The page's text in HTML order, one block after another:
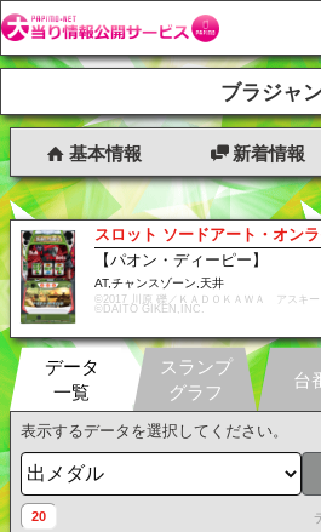
ブラジャ
基本情報 新着情報
スロット ソードアート・オン
【パオン・ディーピー】
AT,チャンスゾーン,天井
©2017 川原 礫／ＫＡＤＯＫＡＷＡ アスキ
©DAITO GIKEN,INC.
データ
一覧
表示するデータを選択してください。
20
スランプ
グラフ
台